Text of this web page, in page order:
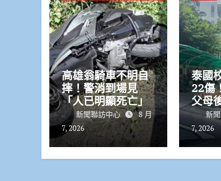
高雄翁騎車不明自
摔！警消到場見
「人已明顯死亡」
新聞聯訪中心
8 月
7, 2026
泰國
22傷
父母
教室
新
7, 2026